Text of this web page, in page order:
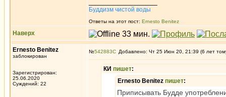
Буддизм чистой воды
Ответы на этот пост: Ernesto Benitez
Наверх
Ernesto Benitez
заблокирован
Зарегистрирован:
25.06.2020
Суждений: 22
№542883 Добавлено: Чт 25 Июн 20, 21:39 (6 лет
КИ пишет:
Ernesto Benitez пишет:
Приписывать Будде